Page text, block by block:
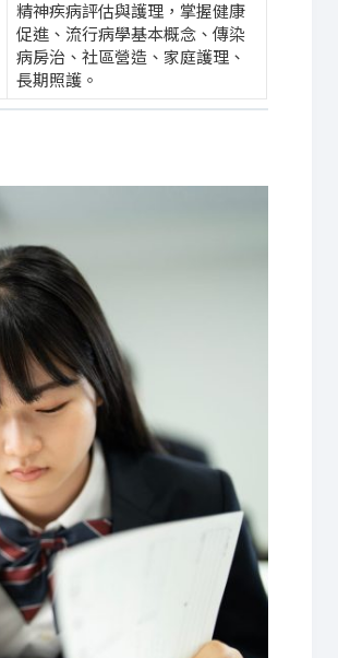
精神疾病評估與護理，掌握健康
促進、流行病學基本概念、傳染
病房治、社區營造、家庭護理、
長期照護。